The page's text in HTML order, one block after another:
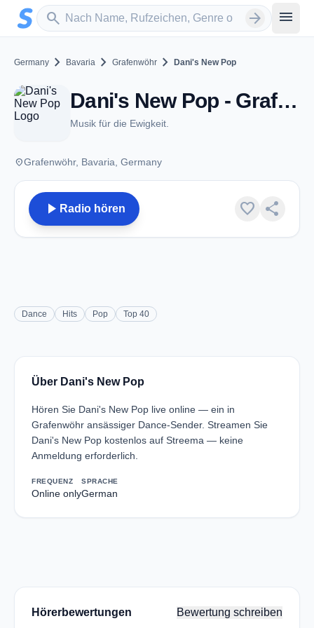
Zum Hauptinhalt springen
search
Sender suchen arrow_forward menu
Germany chevron_right Bavaria chevron_right Grafenwöhr chevron_right Dani's New Pop
Dani's New Pop - Grafenwöhr
Musik für die Ewigkeit.
placeGrafenwöhr, Bavaria, Germany
play_arrow Radio hören favorite share
Dance Hits Pop Top 40
Über Dani's New Pop
Hören Sie Dani's New Pop live online — ein in
Grafenwöhr ansässiger Dance-Sender. Streamen Sie
Dani's New Pop kostenlos auf Streema — keine
Anmeldung erforderlich.
FREQUENZ
Online only
SPRACHE
German
Hörerbewertungen Bewertung schreiben